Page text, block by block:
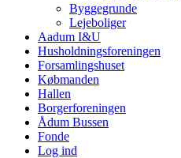
Byggegrunde
Lejeboliger
Aadum I&U
Husholdningsforeningen
Forsamlingshuset
Købmanden
Hallen
Borgerforeningen
Ådum Bussen
Fonde
Log ind